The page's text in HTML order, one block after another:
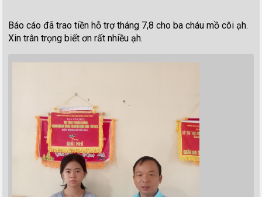
Báo cáo đã trao tiền hỗ trợ tháng 7,8 cho ba cháu mồ côi ạh.
Xin trân trọng biết ơn rất nhiều ạh.